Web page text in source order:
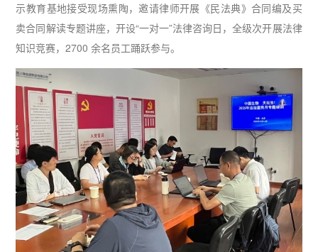
示教育基地接受现场熏陶，邀请律师开展《民法典》合同编及买
卖合同解读专题讲座，开设“一对一”法律咨询日，全级次开展法律
知识竞赛，2700 余名员工踊跃参与。